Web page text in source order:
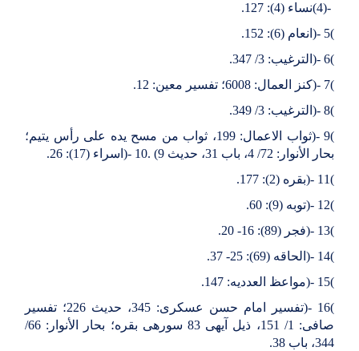
(4)-نساء (4): 127
.
(
5
)- انعام (6): 152
.
(
6
)- الترغیب: 3/ 347
.
(
7
)-کنز العمال: 6008؛ تفسیر معین: 12
.
(
8
)- الترغیب: 3/ 349
.
(
9
)-
ثواب الاعمال: 199، ثواب من مسح یده على رأس یتیم؛
بحار الأنوار: 72/ 4، باب 31، حدیث 9
. (
10
)- اسراء (17): 26
.
(
11
)-بقره (2): 177
.
(
12
)-توبه (9): 60
.
(
13
)-فجر (89): 16- 20
.
(
14
)- الحاقه (69): 25- 37
.
(
15
)-مواعظ العددیه: 147
.
(
16
)-
تفسیر امام حسن عسکرى: 345، حدیث 226؛ تفسیر
صافى: 1/ 151، ذیل آیه‏ى 83 سوره‏ى بقره؛ بحار الأنوار: 66/
344، باب 38
.